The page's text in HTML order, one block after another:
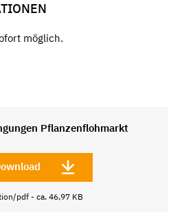
möglich.
Pflanzenflohmarkt
pdf - ca. 46,97 KB